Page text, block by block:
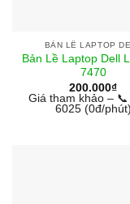
BẢN LỀ LAPTOP
Bản Lề Laptop Dell
7470
200.000₫
Giá tham khảo –
6025 (0đ/phút)